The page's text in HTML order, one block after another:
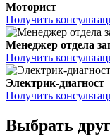
Моторист
Получить
Менеджер отдела
Получить
Электрик-диагност
Получить
Выбрать